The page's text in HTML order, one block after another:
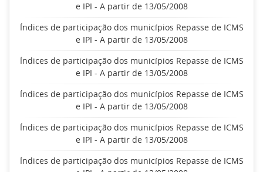
e IPI - A partir de 13/05/2008
Índices de participação dos municípios Repasse de ICMS
e IPI - A partir de 13/05/2008
Índices de participação dos municípios Repasse de ICMS
e IPI - A partir de 13/05/2008
Índices de participação dos municípios Repasse de ICMS
e IPI - A partir de 13/05/2008
Índices de participação dos municípios Repasse de ICMS
e IPI - A partir de 13/05/2008
Índices de participação dos municípios Repasse de ICMS